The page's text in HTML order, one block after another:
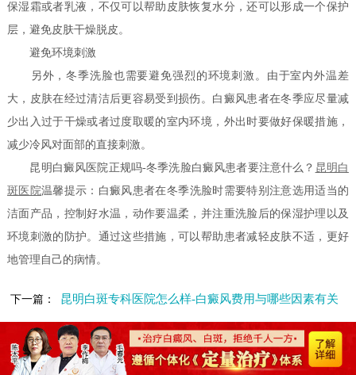
保湿霜或者乳液，不仅可以帮助皮肤恢复水分，还可以形成一个保护
层，避免皮肤干燥脱皮。
避免环境刺激
另外，冬季洗脸也需要避免强烈的环境刺激。由于室内外温差
大，皮肤在经过清洁后更容易受到损伤。白癜风患者在冬季应尽量减
少出入过于干燥或者过度取暖的室内环境，外出时要做好保暖措施，
减少冷风对面部的直接刺激。
昆明白癜风医院正规吗-冬季洗脸白癜风患者要注意什么？ 昆明白
斑医院温馨提示：白癜风患者在冬季洗脸时需要特别注意选用适当的
洁面产品，控制好水温，动作要温柔，并注重洗脸后的保湿护理以及
环境刺激的防护。通过这些措施，可以帮助患者减轻皮肤不适，更好
地管理自己的病情。
下一篇： 昆明白斑专科医院怎么样-白癜风费用与哪些因素有关